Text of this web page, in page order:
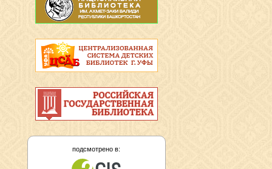
подсмотрено в: